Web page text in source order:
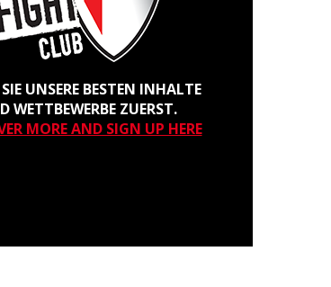
UNSERE BESTEN INHALTE
WETTBEWERBE ZUERST.
MORE AND SIGN UP HERE